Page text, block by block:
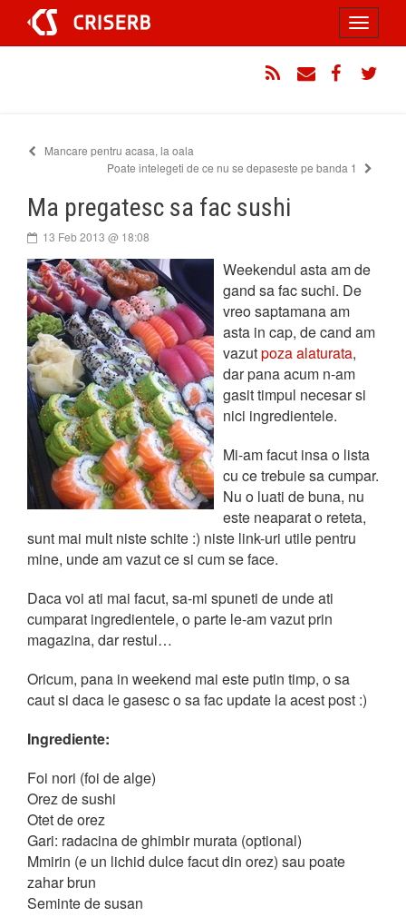
conținut
Toggle
Mancare pentru acasa, la oala
Poate intelegeti de ce nu se depaseste pe banda 1
Ma pregatesc sa fac sushi
13 Feb 2013 @ 18:08
Weekendul asta am de
gand sa fac suchi. De
vreo saptamana am
asta in cap, de cand am
vazutpoza alaturata,
dar pana acum n-am
gasit timpul necesar si
nici ingredientele.
Mi-am facut insa o lista
cu ce trebuie sa cumpar.
Nu o luati de buna, nu
este neaparat o reteta,
sunt mai mult niste schite :) niste link-uri utile pentru
mine, unde am vazut ce si cum se face.
Daca voi ati mai facut, sa-mi spuneti de unde ati
cumparat ingredientele, o parte le-am vazut prin
magazina, dar restul…
Oricum, pana in weekend mai este putin timp, o sa
caut si daca le gasesc o sa fac update la acest post :)
Ingrediente:
Foi nori (foi de alge)
Orez de sushi
Otet de orez
Gari: radacina de ghimbir murata (optional)
Mmirin (e un lichid dulce facut din orez) sau poate
zahar brun
Seminte de susan